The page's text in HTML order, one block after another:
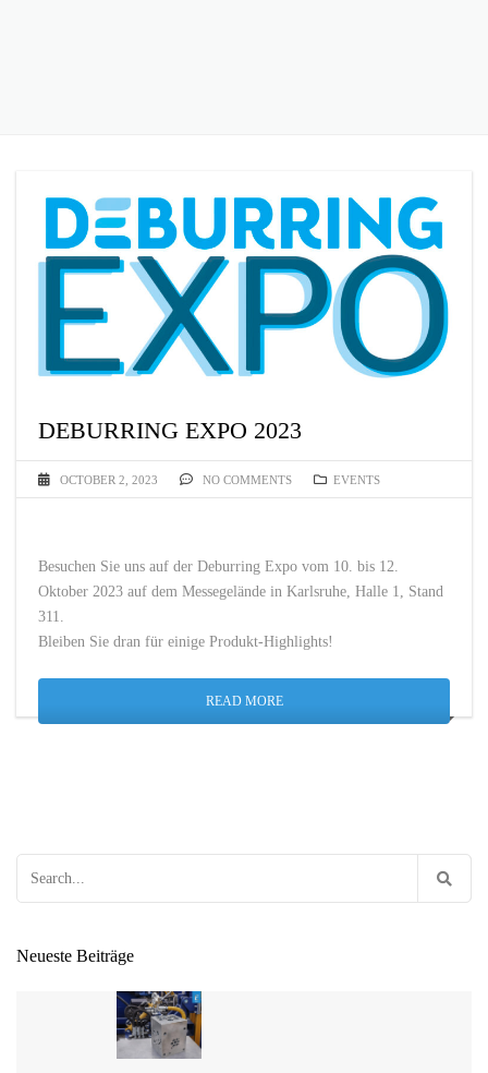
DEBURRING EXPO 2023
OCTOBER 2, 2023 NO COMMENTS EVENTS
Besuchen Sie uns auf der Deburring Expo vom 10. bis 12.
Oktober 2023 auf dem Messegelände in Karlsruhe, Halle 1, Stand
311.
Bleiben Sie dran für einige Produkt-Highlights!
READ MORE
Neueste Beiträge